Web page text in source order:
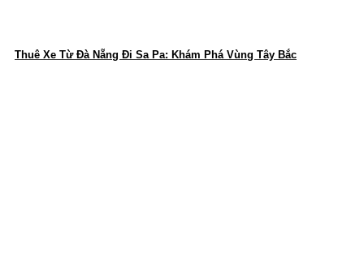
Thuê Xe Từ Đà Nẵng Đi Sa Pa: Khám Phá Vùng Tây Bắc